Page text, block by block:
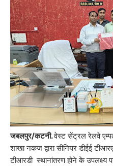
जबलपुर/कटनी.वेस्ट सेंट्रल रेलवे
शाखा नकज द्वारा सीनियर डीईई
टीआरडी स्थानांतरण होने के उपलक्ष्य